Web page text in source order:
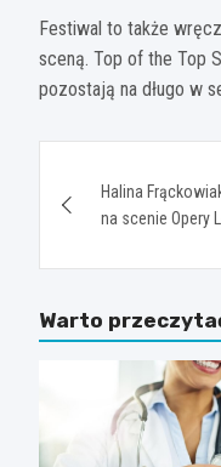
Festiwal to także
sceną. Top of the Top
pozostają na długo w
wpisu
Halina
na scenie Opery
Warto